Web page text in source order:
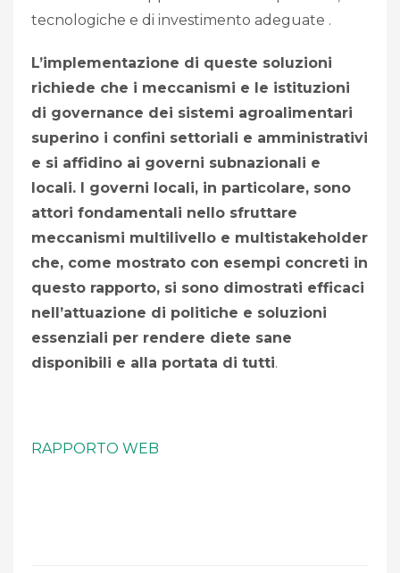
tecnologiche e di investimento adeguate .
L’implementazione di queste soluzioni
richiede che i meccanismi e le istituzioni
di governance dei sistemi agroalimentari
superino i confini settoriali e amministrativi
e si affidino ai governi subnazionali e
locali. I governi locali, in particolare, sono
attori fondamentali nello sfruttare
meccanismi multilivello e multistakeholder
che, come mostrato con esempi concreti in
questo rapporto, si sono dimostrati efficaci
nell’attuazione di politiche e soluzioni
essenziali per rendere diete sane
disponibili e alla portata di tutti.
RAPPORTO WEB